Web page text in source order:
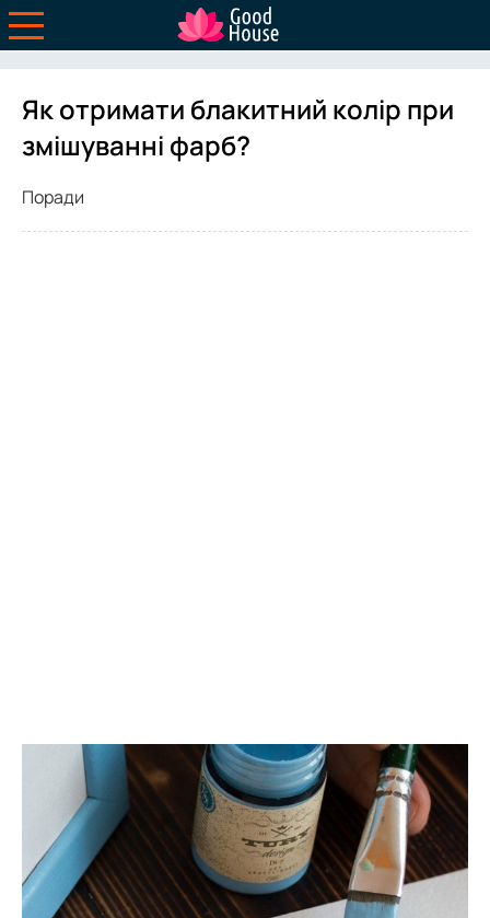
Як отримати блакитний колір при
змішуванні фарб?
Поради